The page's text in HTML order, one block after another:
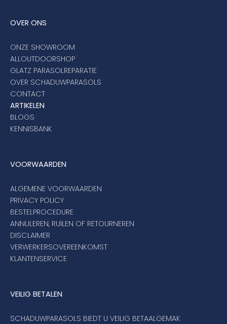
OVER ONS
ONZE SHOWROOM
ALLOUTDOORSHOP
GLATZ PARASOLREPARATIE
OVER SCHADUWPARASOLS
CONTACT
ARTIKELEN
BLOGS
KENNISBANK
VOORWAARDEN
ALGEMENE VOORWAARDEN
PRIVACY POLICY
BESTELPROCEDURE
ANNULEREN, RUILEN OF RETOURNEREN
DISCLAIMER
VERWERKERSOVEREENKOMST
KLANTENSERVICE
VEILIG BETALEN
SCHADUWPARASOLS BIEDT U VEILIG BETAALGEMAK